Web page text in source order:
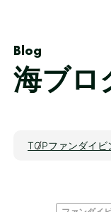
Blog
海ブロ
TOPファンダイビ